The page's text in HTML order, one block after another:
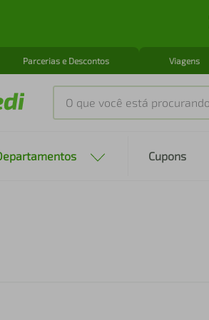
Parcerias e Descontos Viagens
O que você está procurando?
Cupons